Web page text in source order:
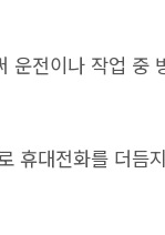
운전이나 작업 중
휴대전화를 더듬